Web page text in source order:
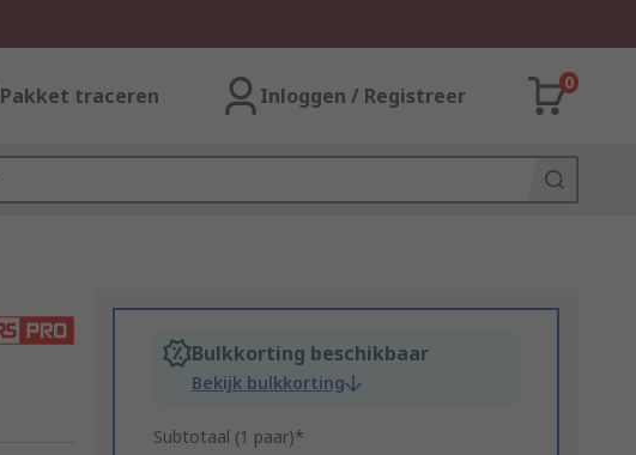
Pakket traceren Inloggen / Registreer
0
Bulkkorting beschikbaar
Bekijk bulkkorting
Subtotaal (1 paar)*